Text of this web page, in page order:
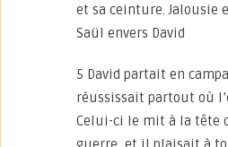
et sa ceinture. Jalousie
Saül envers David
5 David partait en
réussissait partout où
Celui-ci le mit à la tête